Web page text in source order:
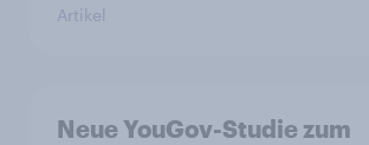
Artikel
Neue YouGov-Studie zum